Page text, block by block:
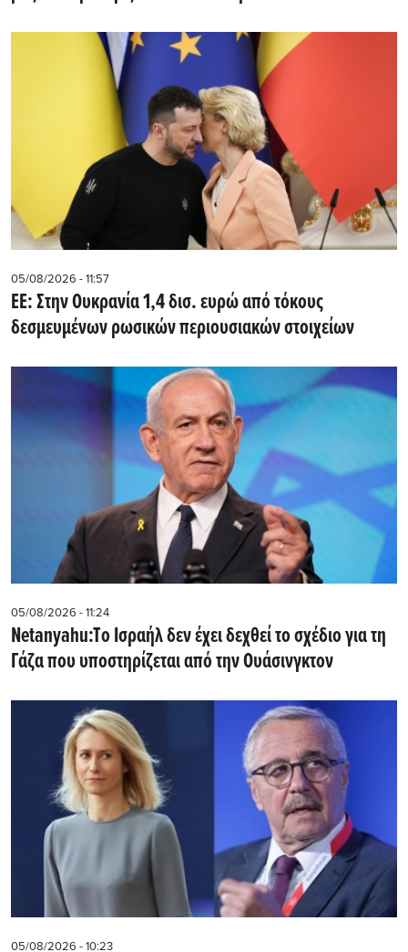
05/08/2026 - 11:57
ΕΕ: Στην Ουκρανία 1,4 δισ. ευρώ από τόκους
δεσμευμένων ρωσικών περιουσιακών στοιχείων
05/08/2026 - 11:24
Netanyahu:Tο Ισραήλ δεν έχει δεχθεί το σχέδιο για τη
Γάζα που υποστηρίζεται από την Ουάσινγκτον
05/08/2026 - 10:23